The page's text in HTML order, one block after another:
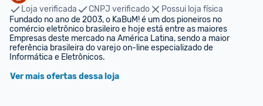
Loja verificada
CNPJ verificado
Possui loja física
Fundado no ano de 2003, o KaBuM! é um dos pioneiros no
comércio eletrônico brasileiro e hoje está entre as maiores
Empresas deste mercado na América Latina, sendo a maior
referência brasileira do varejo on-line especializado de
Informática e Eletrônicos.
Ver mais ofertas dessa loja